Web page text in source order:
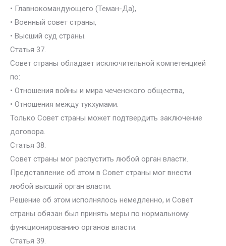
• Главнокомандующего (Теман-Да),
• Военный совет страны,
• Высший суд страны.
Статья 37.
Совет страны обладает исключительной компетенцией
по:
• Отношения войны и мира чеченского общества,
• Отношения между тукхумами.
Только Совет страны может подтвердить заключение
договора.
Статья 38.
Совет страны мог распустить любой орган власти.
Представление об этом в Совет страны мог внести
любой высший орган власти.
Решение об этом исполнялось немедленно, и Совет
страны обязан был принять меры по нормальному
функционированию органов власти.
Статья 39.